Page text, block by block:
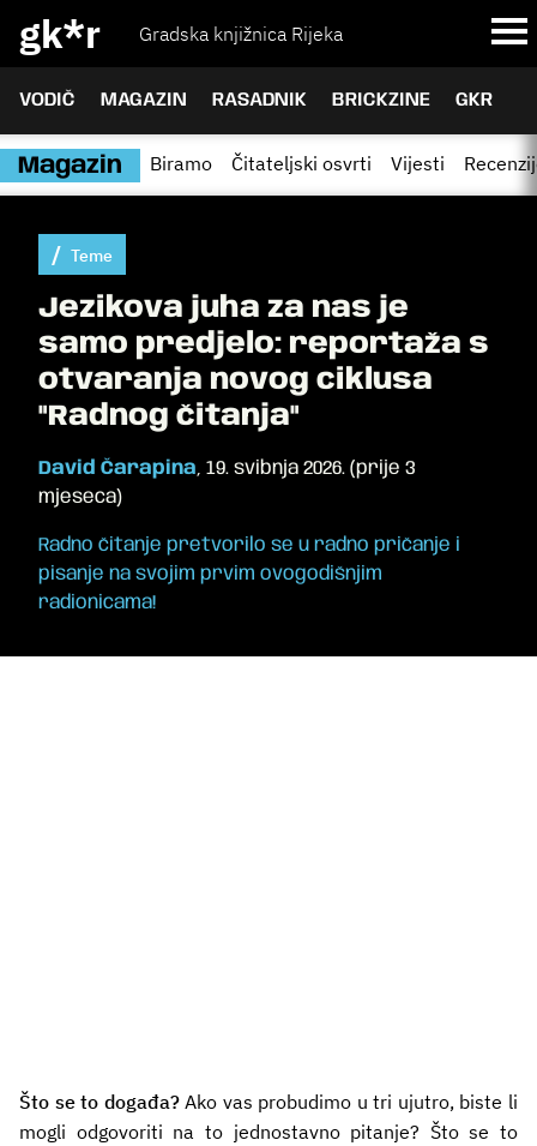
gk*r Gradska knjižnica Rijeka
VODIČ MAGAZIN RASADNIK BRICKZINE GKR
Magazin Biramo Čitateljski osvrti Vijesti
Teme
Jezikova juha za nas je
samo predjelo: reportaža s
otvaranja novog ciklusa
"Radnog čitanja"
David Čarapina, 19. svibnja 2026. (prije 3
mjeseca)
Radno čitanje pretvorilo se u radno pričanje i
pisanje na svojim prvim ovogodišnjim
radionicama!
Što se to događa?Ako vas probudimo u tri ujutro, biste li
mogli odgovoriti na to jednostavno pitanje? Što se to